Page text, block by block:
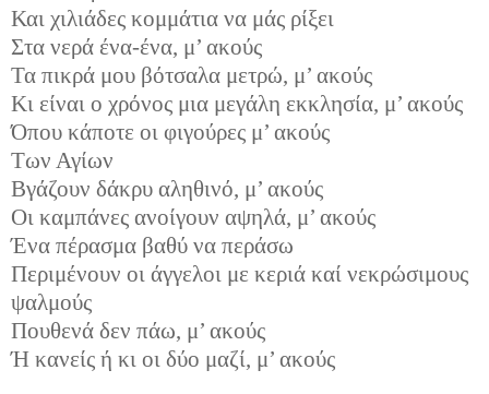
Και χιλιάδες κομμάτια να μάς ρίξει
Στα νερά ένα-ένα, μ’ ακούς
Τα πικρά μου βότσαλα μετρώ, μ’ ακούς
Κι είναι ο χρόνος μια μεγάλη εκκλησία, μ’ ακούς
Όπου κάποτε οι φιγούρες μ’ ακούς
Των Αγίων
Βγάζουν δάκρυ αληθινό, μ’ ακούς
Οι καμπάνες ανοίγουν αψηλά, μ’ ακούς
Ένα πέρασμα βαθύ να περάσω
Περιμένουν οι άγγελοι με κεριά καί νεκρώσιμους
ψαλμούς
Πουθενά δεν πάω, μ’ ακούς
Ή κανείς ή κι οι δύο μαζί, μ’ ακούς